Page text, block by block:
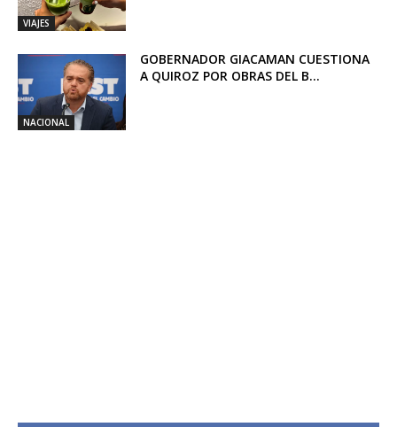
VIAJES
NACIONAL
GOBERNADOR GIACAMAN CUESTIONA
A QUIROZ POR OBRAS DEL B...